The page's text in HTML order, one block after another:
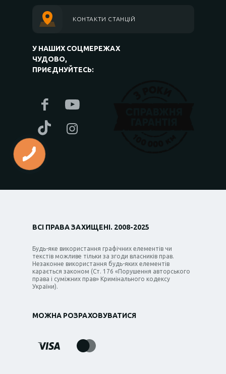
КОНТАКТИ СТАНЦІЙ
У НАШИХ СОЦМЕРЕЖАХ
ЧУДОВО,
ПРИЄДНУЙТЕСЬ:
ВСІ ПРАВА ЗАХИЩЕНІ. 2008-2025
Будь-яке використання графічних елементів чи
текстів можливе тільки за згоди власників прав.
Незаконне використання будь-яких елементів
карається законом (Ст. 176 «Порушення авторського
права і суміжних прав» Кримінального кодексу
України).
МОЖНА РОЗРАХОВУВАТИСЯ